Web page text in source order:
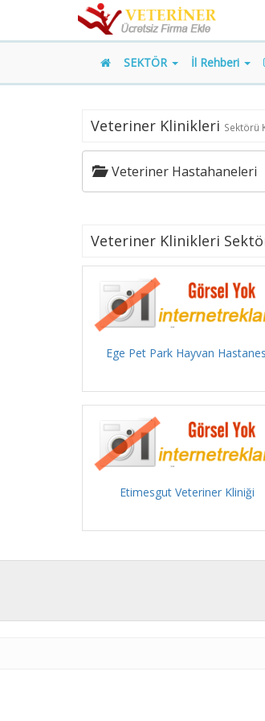
SEKTÖR İl Rehberi
Veteriner Klinikleri Sektörü
Veteriner Hastahaneleri
Veteriner Klinikleri
Ege Pet Park Hayvan
Etimesgut Veteriner Kliniği